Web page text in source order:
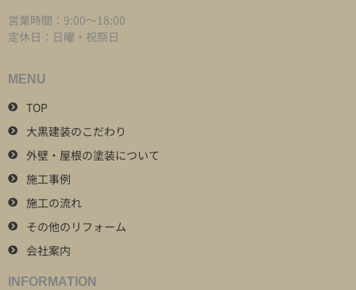
営業時間：9:00～18:00
定休日：日曜・祝祭日
MENU
TOP
大黒建装のこだわり
外壁・屋根の塗装について
施工事例
施工の流れ
その他のリフォーム
会社案内
INFORMATION